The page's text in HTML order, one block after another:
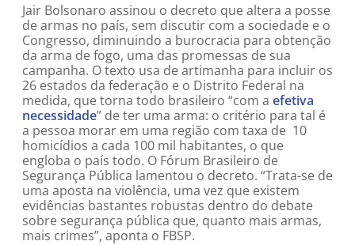
Jair Bolsonaro assinou o decreto que altera a posse
de armas no país, sem discutir com a sociedade e o
Congresso, diminuindo a burocracia para obtenção
da arma de fogo, uma das promessas de sua
campanha. O texto usa de artimanha para incluir os
26 estados da federação e o Distrito Federal na
medida, que torna todo brasileiro “com a efetiva
necessidade” de ter uma arma: o critério para tal é
a pessoa morar em uma região com taxa de 10
homicídios a cada 100 mil habitantes, o que
engloba o país todo. O Fórum Brasileiro de
Segurança Pública lamentou o decreto. “Trata-se de
uma aposta na violência, uma vez que existem
evidências bastantes robustas dentro do debate
sobre segurança pública que, quanto mais armas,
mais crimes”, aponta o FBSP.